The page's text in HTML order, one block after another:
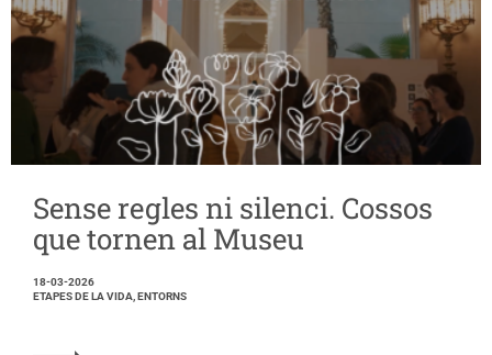
Sense regles ni silenci. Cossos
que tornen al Museu
18-03-2026
ETAPES DE LA VIDA, ENTORNS